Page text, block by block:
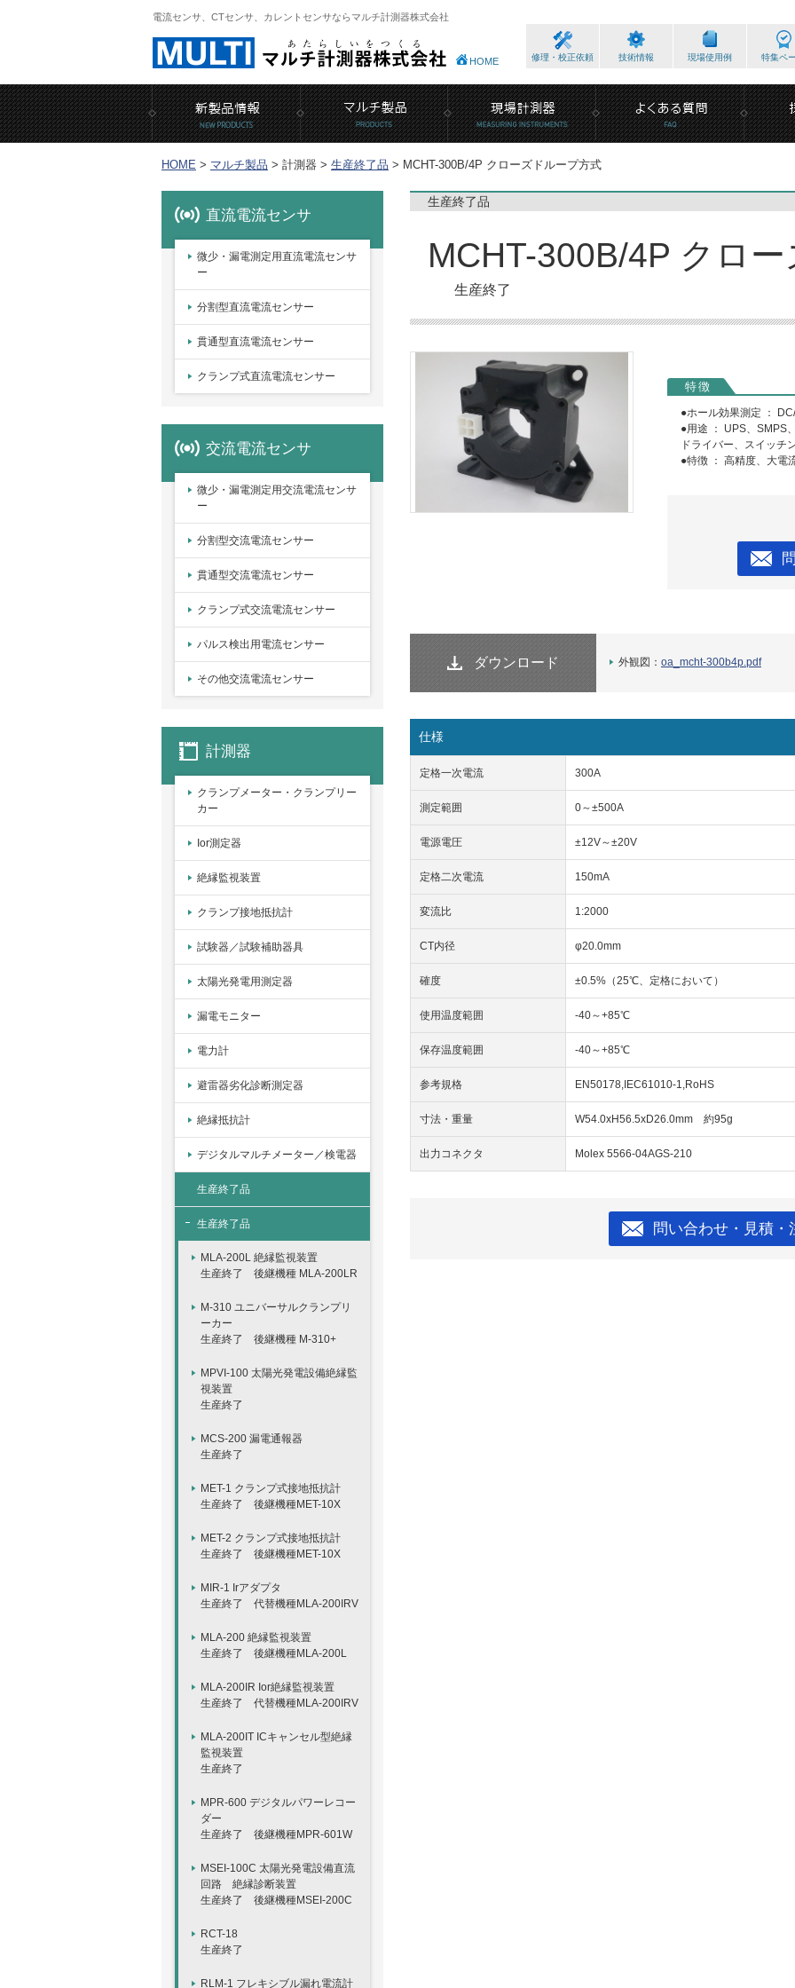
電流センサ、CTセンサ、カレントセンサならマルチ計測器株式会社
HOME 修理・校正依頼 技術情報 現場使用例 特集ペ
HOME > マルチ製品 > 計測器 > 生産終了品 > MCHT-300B/4P クローズドループ方式
直流電流センサ
微少・漏電測定用直流電流センサ
ー
分割型直流電流センサー
貫通型直流電流センサー
クランプ式直流電流センサー
交流電流センサ
微少・漏電測定用交流電流センサ
ー
分割型交流電流センサー
貫通型交流電流センサー
クランプ式交流電流センサー
パルス検出用電流センサー
その他交流電流センサー
計測器
クランプメーター・クランプリー
カー
Ior測定器
絶縁監視装置
クランプ接地抵抗計
試験器／試験補助器具
太陽光発電用測定器
漏電モニター
電力計
避雷器劣化診断測定器
絶縁抵抗計
デジタルマルチメーター／検電器
生産終了品
生産終了品
MLA-200L 絶縁監視装置
生産終了 後継機種 MLA-200LR
M-310 ユニバーサルクランプリ
ーカー
生産終了 後継機種 M-310+
MPVI-100 太陽光発電設備絶縁監
視装置
生産終了
MCS-200 漏電通報器
生産終了
MET-1 クランプ式接地抵抗計
生産終了 後継機種MET-10X
MET-2 クランプ式接地抵抗計
生産終了 後継機種MET-10X
MIR-1 Irアダプタ
生産終了 代替機種MLA-200IRV
MLA-200 絶縁監視装置
生産終了 後継機種MLA-200L
MLA-200IR Ior絶縁監視装置
生産終了 代替機種MLA-200IRV
MLA-200IT ICキャンセル型絶縁
監視装置
生産終了
MPR-600 デジタルパワーレコー
ダー
生産終了 後継機種MPR-601W
MSEI-100C 太陽光発電設備直流
回路 絶縁診断装置
生産終了 後継機種MSEI-200C
RCT-18
生産終了
RLM-1 フレキシブル漏れ電流計
生産終了品
MCHT-300B/4P クロ
生産終了
特徴
●ホール効果測定 ：
●用途 ： UPS、SMPS
ドライバー、スイッチ
●特徴 ： 高精度、大電
ダウンロード 外観図： oa_mcht-300b4p.pdf
仕様
定格一次電流 300A
測定範囲 0～±500A
電源電圧 ±12V～±20V
定格二次電流 150mA
変流比 1:2000
CT内径 φ20.0mm
確度 ±0.5%（25℃、定格において）
使用温度範囲 -40～+85℃
保存温度範囲 -40～+85℃
参考規格 EN50178,IEC61010-1,RoHS
寸法・重量 W54.0xH56.5xD26.0mm 約95g
出力コネクタ Molex 5566-04AGS-210
問い合わせ・見積・